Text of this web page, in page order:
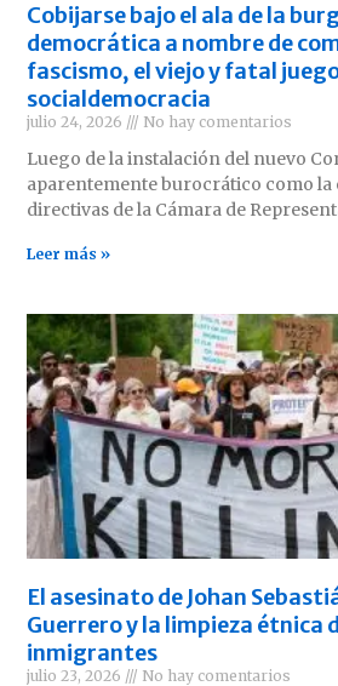
Cobijarse bajo el ala de la
democrática a nombre de
fascismo, el viejo y fatal
socialdemocracia
julio 24, 2026 No hay comentarios
Luego de la instalación del nuevo
aparentemente burocrático como la
directivas de la Cámara de
Leer más »
El asesinato de Johan
Guerrero y la limpieza étnica
inmigrantes
julio 23, 2026 No hay comentarios